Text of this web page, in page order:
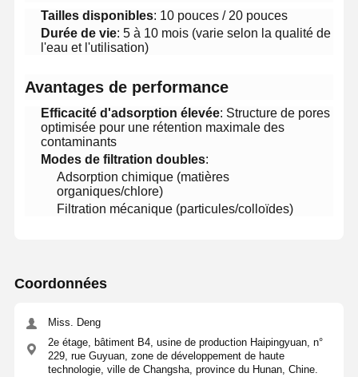
Accueil Produits
Nous
​Tailles disponibles​​: 10 pouces / 20 pouces
​Durée de vie​​: 5 à 10 mois (varie selon la qualité de
l'eau et l'utilisation)
​Avantages de performance​
​Efficacité d'adsorption élevée​​: Structure de pores
optimisée pour une rétention maximale des
contaminants
​Modes de filtration doubles​​:
Adsorption chimique (matières
organiques/chlore)
Filtration mécanique (particules/colloïdes)
Coordonnées
Miss. Deng
2e étage, bâtiment B4, usine de production Haipingyuan, n°
229, rue Guyuan, zone de développement de haute
technologie, ville de Changsha, province du Hunan, Chine.